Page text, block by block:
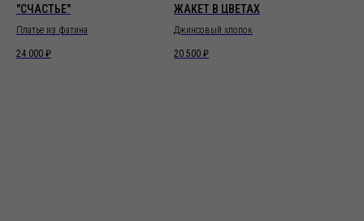
"СЧАСТЬЕ"
Платье из фатина
24 000 ₽
ЖАКЕТ В ЦВЕТАХ
Джинсовый хлопок
20 500 ₽